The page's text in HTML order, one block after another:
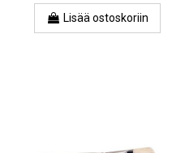
Lisää ostoskoriin